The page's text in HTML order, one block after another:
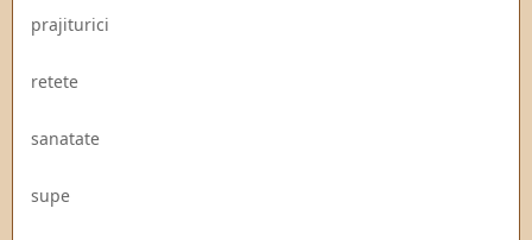
prajiturici
retete
sanatate
supe